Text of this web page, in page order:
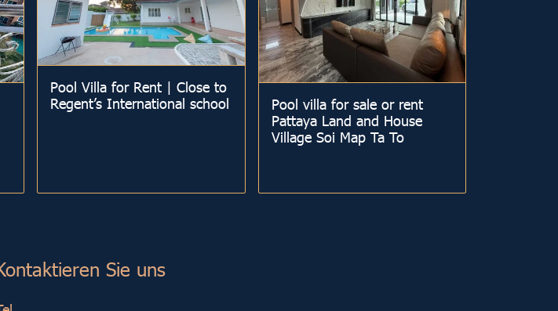
Pool Villa for Rent | Close to
Regent’s International school
Pool villa for sale or rent
Pattaya Land and House
Village Soi Map Ta To
Sie uns